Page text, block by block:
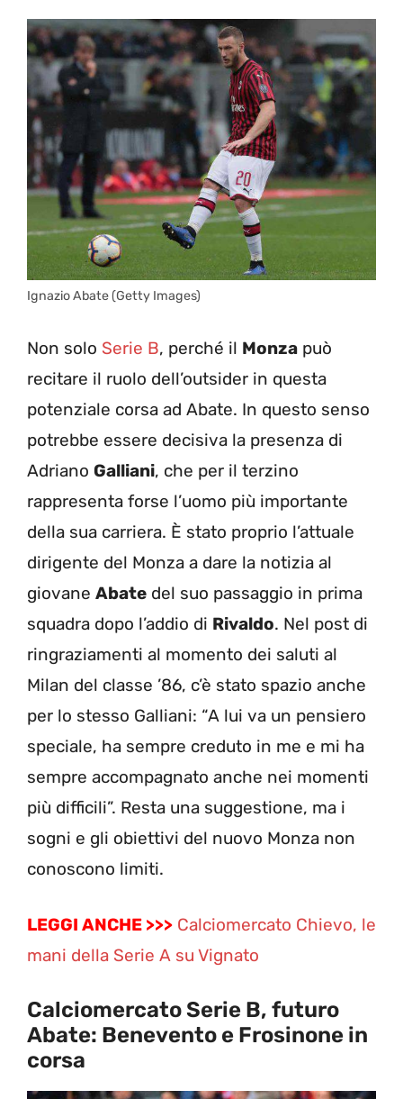
Ignazio Abate (Getty Images)
Non solo Serie B, perché il Monza può
recitare il ruolo dell’outsider in questa
potenziale corsa ad Abate. In questo senso
potrebbe essere decisiva la presenza di
Adriano Galliani, che per il terzino
rappresenta forse l’uomo più importante
della sua carriera. È stato proprio l’attuale
dirigente del Monza a dare la notizia al
giovane Abate del suo passaggio in prima
squadra dopo l’addio di Rivaldo. Nel post di
ringraziamenti al momento dei saluti al
Milan del classe ’86, c’è stato spazio anche
per lo stesso Galliani: “A lui va un pensiero
speciale, ha sempre creduto in me e mi ha
sempre accompagnato anche nei momenti
più difficili”. Resta una suggestione, ma i
sogni e gli obiettivi del nuovo Monza non
conoscono limiti.
LEGGI ANCHE >>> Calciomercato Chievo, le
mani della Serie A su Vignato
Calciomercato Serie B, futuro
Abate: Benevento e Frosinone in
corsa